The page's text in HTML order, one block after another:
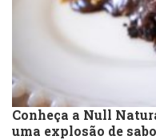
Conheça a Null
uma explosão de